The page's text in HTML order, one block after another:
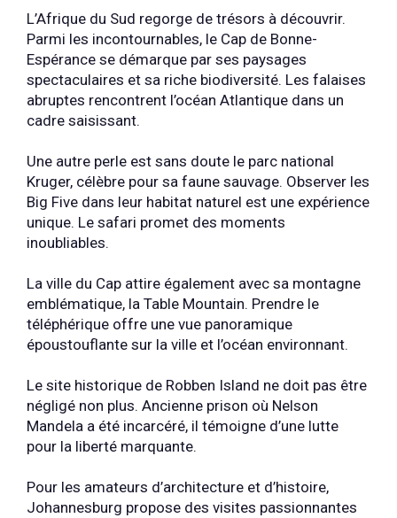
L’Afrique du Sud regorge de trésors à découvrir.
Parmi les incontournables, le Cap de Bonne-
Espérance se démarque par ses paysages
spectaculaires et sa riche biodiversité. Les falaises
abruptes rencontrent l’océan Atlantique dans un
cadre saisissant.
Une autre perle est sans doute le parc national
Kruger, célèbre pour sa faune sauvage. Observer les
Big Five dans leur habitat naturel est une expérience
unique. Le safari promet des moments
inoubliables.
La ville du Cap attire également avec sa montagne
emblématique, la Table Mountain. Prendre le
téléphérique offre une vue panoramique
époustouflante sur la ville et l’océan environnant.
Le site historique de Robben Island ne doit pas être
négligé non plus. Ancienne prison où Nelson
Mandela a été incarcéré, il témoigne d’une lutte
pour la liberté marquante.
Pour les amateurs d’architecture et d’histoire,
Johannesburg propose des visites passionnantes